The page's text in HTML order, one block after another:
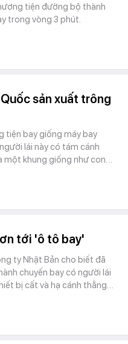
tiện đường bộ thành
trong vòng 3 phút.
sản xuất trông
tiện bay giống máy bay
lái này có tám cánh
một khung giống như con…
tới 'ô tô bay'
ty Nhật Bản cho biết đã
chuyến bay có người lái
bị cất và hạ cánh thẳng…